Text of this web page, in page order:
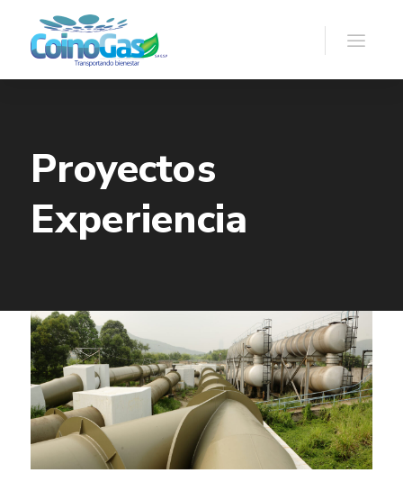
Proyectos
Experiencia